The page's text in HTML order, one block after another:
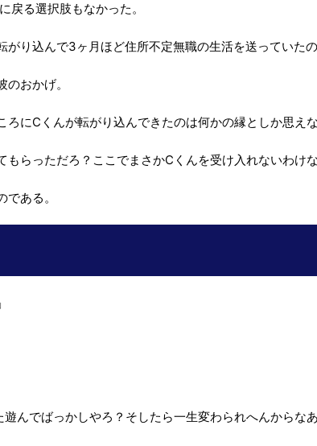
戻る選択肢もなかった。
がり込んで3ヶ月ほど住所不定無職の生活を送っていた
おかげ。
ろにCくんが転がり込んできたのは何かの縁としか思え
もらっただろ？ここでまさかCくんを受け入れないわけ
ある。
んでばっかしやろ？そしたら一生変わられへんからな